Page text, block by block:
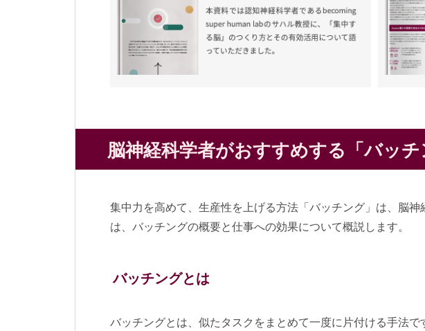
脳神経科学者がおすすめする「バッチ
集中力を高めて、生産性を上げる方法「バッチング」は、脳
は、バッチングの概要と仕事への効果について概説します。
バッチングとは
バッチングとは、似たタスクをまとめて一度に片付ける手法